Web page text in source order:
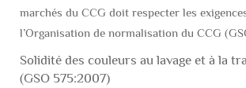
marchés du CCG doit respecter les
l’Organisation de normalisation du CCG
Solidité des couleurs au lavage et à la
(GSO 575:2007)